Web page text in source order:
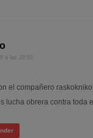
a las 20:53
el compañero
lucha obrera contra toda